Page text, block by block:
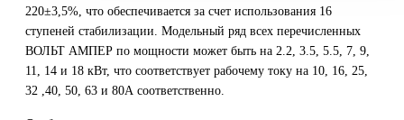
220±3,5%, что обеспечивается за счет использования 16
ступеней стабилизации. Модельный ряд всех перечисленных
ВОЛЬТ АМПЕР по мощности может быть на 2.2, 3.5, 5.5, 7, 9,
11, 14 и 18 кВт, что соответствует рабочему току на 10, 16, 25,
32 ,40, 50, 63 и 80А соответственно.